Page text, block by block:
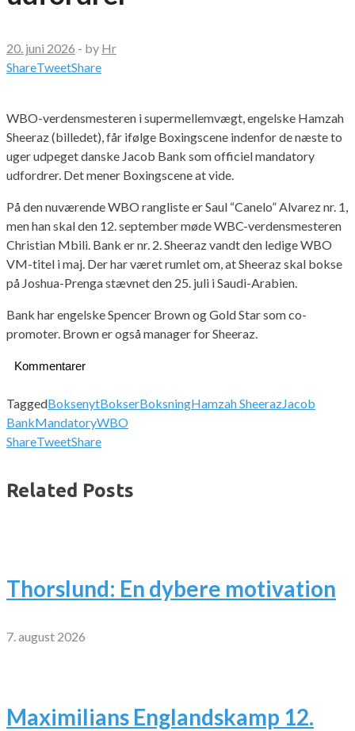
20. juni 2026 - by Hr
ShareTweetShare
WBO-verdensmesteren i supermellemvægt, engelske Hamzah
Sheeraz (billedet), får ifølge Boxingscene indenfor de næste to
uger udpeget danske Jacob Bank som officiel mandatory
udfordrer. Det mener Boxingscene at vide.
På den nuværende WBO rangliste er Saul “Canelo” Alvarez nr. 1,
men han skal den 12. september møde WBC-verdensmesteren
Christian Mbili. Bank er nr. 2. Sheeraz vandt den ledige WBO
VM-titel i maj. Der har været rumlet om, at Sheeraz skal bokse
på Joshua-Prenga stævnet den 25. juli i Saudi-Arabien.
Bank har engelske Spencer Brown og Gold Star som co-
promoter. Brown er også manager for Sheeraz.
Kommentarer
TaggedBoksenytBokserBoksningHamzah SheerazJacob
BankMandatoryWBO
ShareTweetShare
Related Posts
Thorslund: En dybere motivation
7. august 2026
Maximilians Englandskamp 12.